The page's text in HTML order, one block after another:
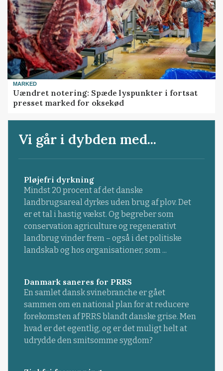
MARKED
Uændret notering: Spæde lyspunkter i fortsat
presset marked for oksekød
Vi går i dybden med...
Pløjefri dyrkning
Mindst 20 procent af det danske
landbrugsareal dyrkes uden brug af plov. Det
er et tal i hastig vækst. Og begreber som
conservation agriculture og regenerativt
landbrug vinder frem – også i det politiske
landskab og hos organisationer, som ...
Danmark saneres for PRRS
En samlet dansk svinebranche er gået
sammen om en national plan for at reducere
forekomsten af PRRS blandt danske grise. Men
hvad er det egentlig, og er det muligt helt at
udrydde den smitsomme sygdom?